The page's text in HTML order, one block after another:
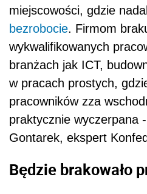
miejscowości, gdzie
bezrobocie. Firmom
wykwalifikowanych
branżach jak ICT,
w pracach prostych,
pracowników zza
praktycznie wyczerpana
Gontarek, ekspert
Będzie brakowało